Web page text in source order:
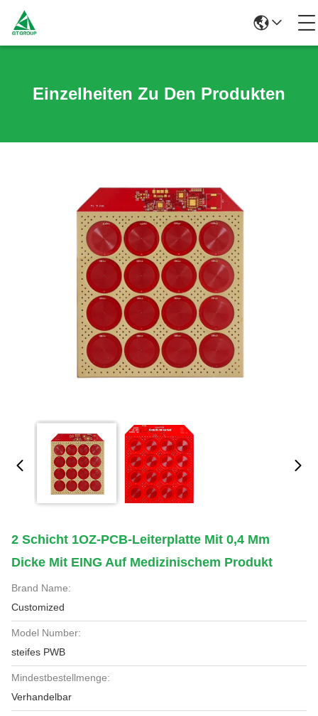
Einzelheiten Zu Den Produkten
2 Schicht 1OZ-PCB-Leiterplatte Mit 0,4 Mm
Dicke Mit EING Auf Medizinischem Produkt
Brand Name:
Customized
Model Number:
steifes PWB
Mindestbestellmenge:
Verhandelbar